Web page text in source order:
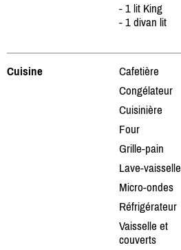
- 1 lit King
- 1 divan lit
Cuisine
Cafetière
Congélateur
Cuisinière
Four
Grille-pain
Lave-vaisselle
Micro-ondes
Réfrigérateur
Vaisselle et
couverts